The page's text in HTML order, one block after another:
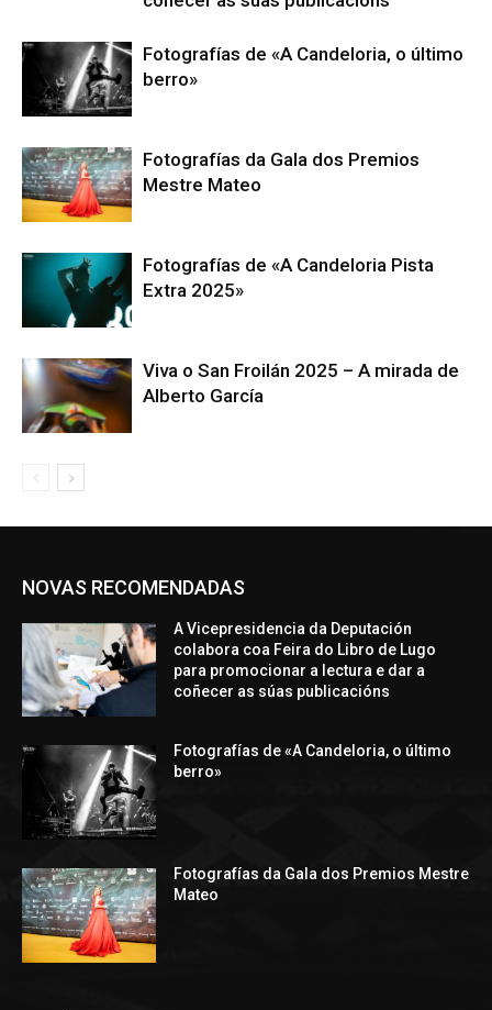
Fotografías de «A Candeloria, o último
berro»
Fotografías da Gala dos Premios
Mestre Mateo
Fotografías de «A Candeloria Pista
Extra 2025»
Viva o San Froilán 2025 – A mirada de
Alberto García
NOVAS RECOMENDADAS
A Vicepresidencia da Deputación
colabora coa Feira do Libro de Lugo
para promocionar a lectura e dar a
coñecer as súas publicacións
Fotografías de «A Candeloria, o último
berro»
Fotografías da Gala dos Premios Mestre
Mateo